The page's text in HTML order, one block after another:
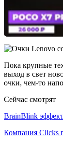
Пока крупные
выход в свет
очки, чем-то
Сейчас смотрят
BrainBlink
Компания Clicks